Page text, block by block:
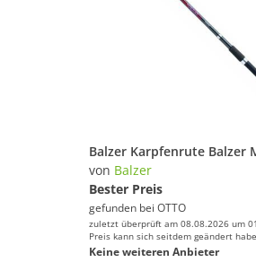
von Balzer
Bester Preis
gefunden bei OTTO
zuletzt überprüft am 08.08.2026 um
Preis kann sich seitdem geändert
Keine weiteren Anbieter